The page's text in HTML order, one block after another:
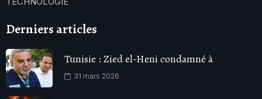
Derniers articles
Tunisie : Zied el-Heni condamné à
31 mars 2026